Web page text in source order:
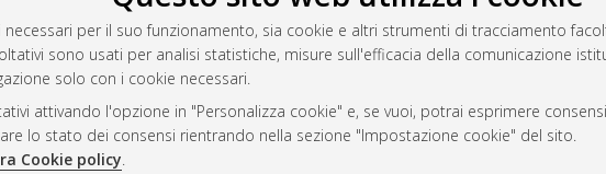
per il suo funzionamento, sia cookie e altri strumenti di tracciamento
sono usati per analisi statistiche, misure sull'efficacia della comunicazione
solo con i cookie necessari.
attivando l'opzione in "Personalizza cookie" e, se vuoi, potrai esprimere
lo stato dei consensi rientrando nella sezione "Impostazione cookie" del sito.
Cookie policy.
AMS Laurea
Servizio implementato e gestito da
Impostazioni Cookie
Informativa sulla privacy
Condizioni d’uso del sito